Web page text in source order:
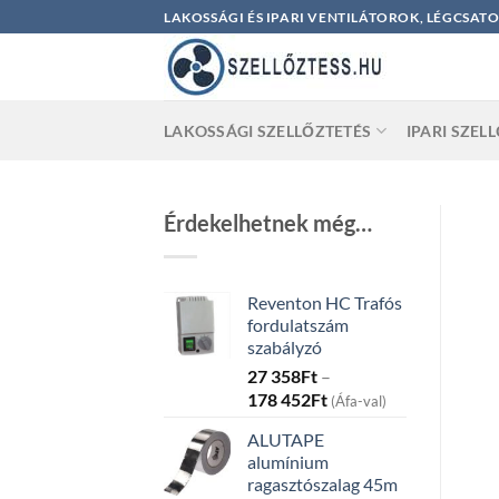
to
LAKOSSÁGI ÉS IPARI VENTILÁTOROK,
LAKOSSÁGI SZELLŐZTETÉS IPARI
Érdekelhetnek még…
Reventon HC Trafós
fordulatszám
szabályzó
27 358Ft –
178 452FtPrice
358Ft
through
(Áfa-val)
ALUTAPE
alumínium
ragasztószalag 45m